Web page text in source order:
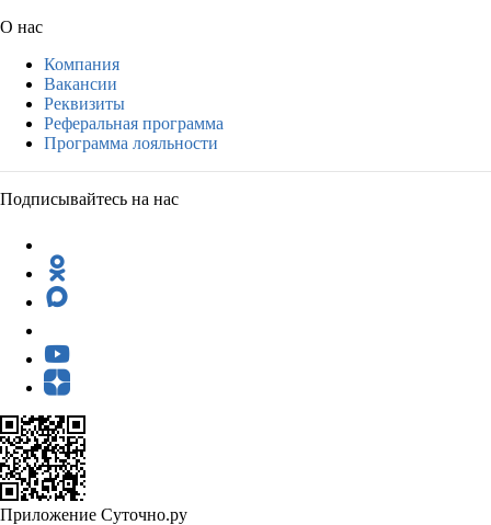
О нас
Компания
Вакансии
Реквизиты
Реферальная программа
Программа лояльности
Подписывайтесь на нас
Приложение Суточно.ру